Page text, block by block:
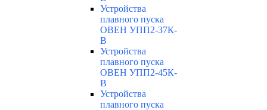
Устройства
плавного пуска
ОВЕН УПП2-37К-
В
Устройства
плавного пуска
ОВЕН УПП2-45К-
В
Устройства
плавного пуска